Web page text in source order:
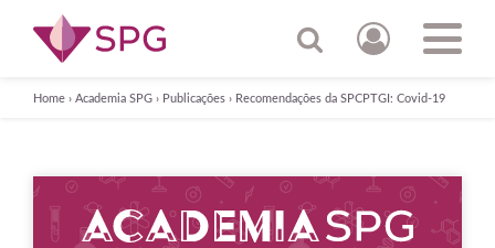
Home › Academia SPG › Publicações › Recomendações da SPCPTGI: Covid-19